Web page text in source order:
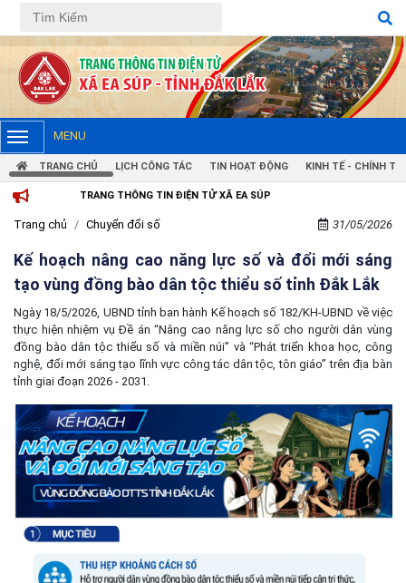
MENU
TRANG CHỦ LỊCH CÔNG TÁC TIN HOẠT ĐỘNG KINH TẾ - CHÍNH TRỊ
TRANG THÔNG TIN ĐIỆN TỬ XÃ EA SÚP
Trang chủ Chuyển đổi số 31/05/2026
Kế hoạch nâng cao năng lực số và đổi mới sáng
tạo vùng đồng bào dân tộc thiểu số tỉnh Đắk Lắk
Ngày 18/5/2026, UBND tỉnh ban hành Kế hoạch số 182/KH-UBND về việc
thực hiện nhiệm vụ Đề án “Nâng cao năng lực số cho người dân vùng
đồng bào dân tộc thiểu số và miền núi” và “Phát triển khoa học, công
nghệ, đổi mới sáng tạo lĩnh vực công tác dân tộc, tôn giáo” trên địa bàn
tỉnh giai đoạn 2026 - 2031.